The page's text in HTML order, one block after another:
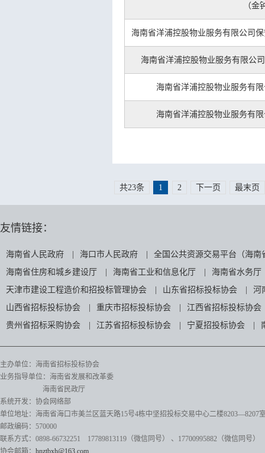
（金
海南省洋浦控股物业服务有限公司
海南省洋浦控股物业服务有限公
海南省洋浦控股物业服务有
海南省洋浦控股物业服务有
共23条 1 2 下一页 最末页
友情链接：
海南省人民政府 海口市人民政府
全国公共资源交易平台（海南
海南省住房和城乡建设厅
海南省工业和信息化厅
海南省水务厅
天津市建设工程造价和招投标管理协会
山东省招标投标协会
河
山西省招标投标协会
重庆市招标投标协会
江西省招标投标协会
贵州省招标采购协会
江苏省招标投标协会 宁夏招投标协会
主办单位：海南省招标投标协会
业务指导单位：海南省发展和改革委
海南省民政厅
系统开发：协会网络部
单位地址：海南省海口市美兰区蓝天路15号4栋中坚招投标交易中心二楼8203—8207
邮政编码：570000
联系方式：0898-66732251 17789813119（微信同号）
、17700995882 （微信同号）
协会邮箱： hnztbxh@163.com